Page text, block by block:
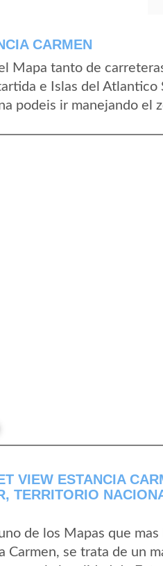
CARMEN
Mapa tanto de
e Islas del Atlantico
podeis ir manejando el
VIEW ESTANCIA
TERRITORIO
de los Mapas que
Carmen, se trata de un